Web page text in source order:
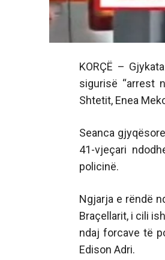
KORÇË –
sigurisë “arrest
Shtetit, Enea
Seanca
41-vjeçari
policinë.
Ngjarja e rëndë
Braçellarit, i cili
ndaj forcave të
Edison Adri.